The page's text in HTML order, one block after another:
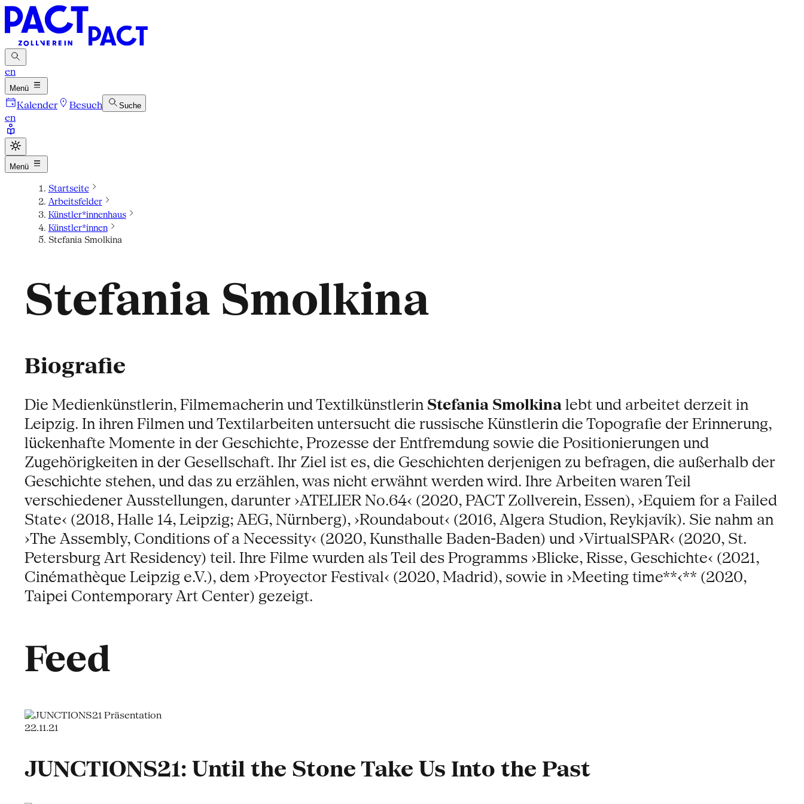
en
Menü
Kalender Besuch Suche
en
Menü
Startseite
Arbeitsfelder
Künstler*innenhaus
Künstler*innen
Stefania Smolkina
Stefania Smolkina
Biografie
Die Medienkünstlerin, Filmemacherin und Textilkünstlerin Stefania Smolkinalebt und arbeitet derzeit in
Leipzig. In ihren Filmen und Textilarbeiten untersucht die russische Künstlerin die Topografie der Erinnerung,
lückenhafte Momente in der Geschichte, Prozesse der Entfremdung sowie die Positionierungen und
Zugehörigkeiten in der Gesellschaft. Ihr Ziel ist es, die Geschichten derjenigen zu befragen, die außerhalb der
Geschichte stehen, und das zu erzählen, was nicht erwähnt werden wird. Ihre Arbeiten waren Teil
verschiedener Ausstellungen, darunter ›ATELIER No.64‹ (2020, PACT Zollverein, Essen), ›Equiem for a Failed
State‹ (2018, Halle 14, Leipzig; AEG, Nürnberg), ›Roundabout‹ (2016, Algera Studion, Reykjavík). Sie nahm an
›The Assembly, Conditions of a Necessity‹ (2020, Kunsthalle Baden-Baden) und ›VirtualSPAR‹ (2020, St.
Petersburg Art Residency) teil. Ihre Filme wurden als Teil des Programms ›Blicke, Risse, Geschichte‹ (2021,
Cinémathèque Leipzig e.V.), dem ›Proyector Festival‹ (2020, Madrid), sowie in ›Meeting time**‹** (2020,
Taipei Contemporary Art Center) gezeigt.
Feed
22.11.21
JUNCTIONS21: Until the Stone Take Us Into the Past